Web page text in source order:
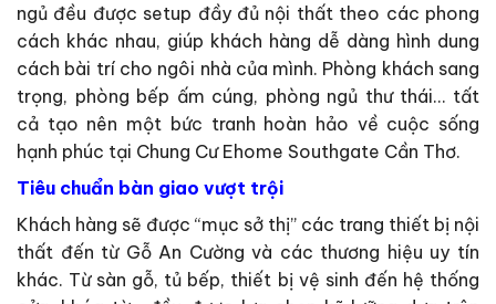
ngủ đều được setup đầy đủ nội thất theo các phong
cách khác nhau, giúp khách hàng dễ dàng hình dung
cách bài trí cho ngôi nhà của mình. Phòng khách sang
trọng, phòng bếp ấm cúng, phòng ngủ thư thái… tất
cả tạo nên một bức tranh hoàn hảo về cuộc sống
hạnh phúc tại Chung Cư Ehome Southgate Cần Thơ.
Tiêu chuẩn bàn giao vượt trội
Khách hàng sẽ được “mục sở thị” các trang thiết bị nội
thất đến từ Gỗ An Cường và các thương hiệu uy tín
khác. Từ sàn gỗ, tủ bếp, thiết bị vệ sinh đến hệ thống